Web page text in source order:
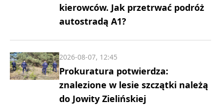
kierowców. Jak przetrwać podróż
autostradą A1?
Prokuratura potwierdza:
znalezione w lesie szczątki należą
do Jowity Zielińskiej
2026-08-07, 12:45